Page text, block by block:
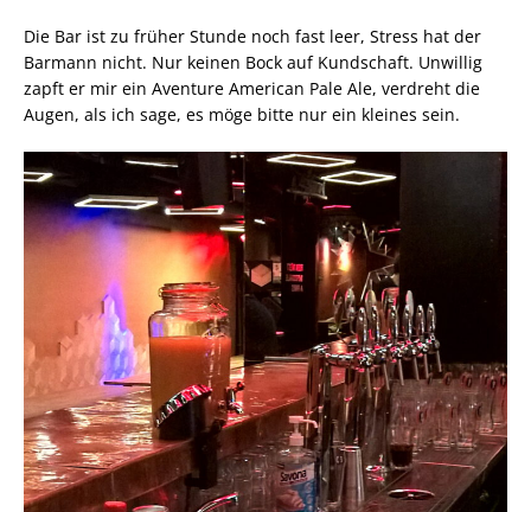
Die Bar ist zu früher Stunde noch fast leer, Stress hat der
Barmann nicht. Nur keinen Bock auf Kundschaft. Unwillig
zapft er mir ein Aventure American Pale Ale, verdreht die
Augen, als ich sage, es möge bitte nur ein kleines sein.